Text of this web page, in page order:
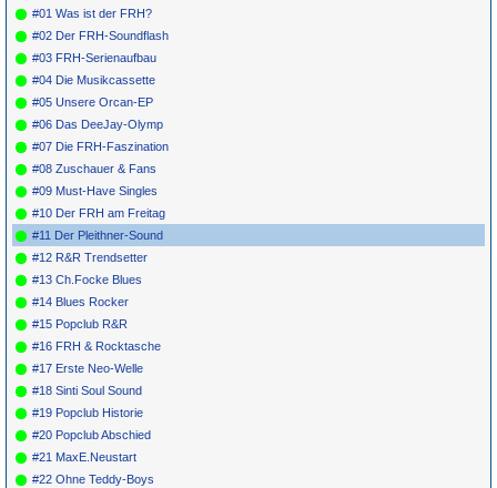
#01 Was ist der FRH?
#02 Der FRH-Soundflash
#03 FRH-Serienaufbau
#04 Die Musikcassette
#05 Unsere Orcan-EP
#06 Das DeeJay-Olymp
#07 Die FRH-Faszination
#08 Zuschauer & Fans
#09 Must-Have Singles
#10 Der FRH am Freitag
#11 Der Pleithner-Sound
#12 R&R Trendsetter
#13 Ch.Focke Blues
#14 Blues Rocker
#15 Popclub R&R
#16 FRH & Rocktasche
#17 Erste Neo-Welle
#18 Sinti Soul Sound
#19 Popclub Historie
#20 Popclub Abschied
#21 MaxE.Neustart
#22 Ohne Teddy-Boys